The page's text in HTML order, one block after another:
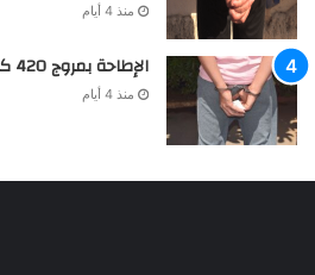
منذ 4 أيام
الإطاحة بمروج 420 كبسولة مهلوسة بالمسيلة
منذ 4 أيام